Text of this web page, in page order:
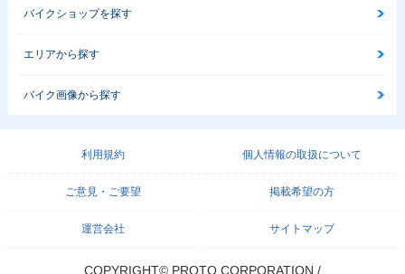
バイクショップを探す
エリアから探す
バイク画像から探す
利用規約 個人情報の取扱について
ご意見・ご要望 掲載希望の方
運営会社 サイトマップ
COPYRIGHT© PROTO CORPORATION./